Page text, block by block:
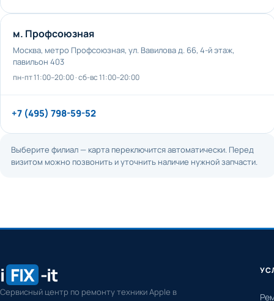
м. Профсоюзная
Москва, метро Профсоюзная, ул. Вавилова д. 66, 4-й этаж,
павильон 403
пн-пт 11:00–20:00 · сб-вс 11:00–20:00
+7 (495) 798-59-52
Выберите филиал — карта переключится автоматически. Перед
визитом можно позвонить и уточнить наличие нужной запчасти.
i FIX -it
Сервисный центр по ремонту техники Apple в